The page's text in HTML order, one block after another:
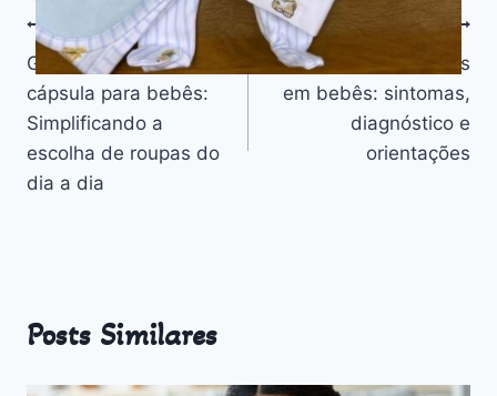
Navegação
de
Post
ANTERIOR
Guarda-Roupa
cápsula para bebês:
Simplificando a
escolha de roupas do
dia a dia
PRÓXIMO
Alergias alimentares
em bebês: sintomas,
diagnóstico e
orientações
Posts Similares